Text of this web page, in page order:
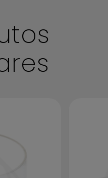
limpas e conservadas!
se de que não há
processo. Antes de
qualquer sujeira
de um pano limpo e